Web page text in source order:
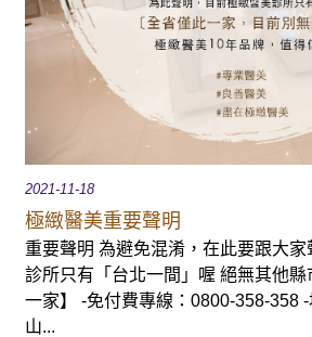
2021-11-18
極緻醫美重要聲明
重要聲明 為避免混淆，在此要跟大
診所只有「台北一間」喔 絕無其他
一家】 -免付費專線：0800-358-358
山...